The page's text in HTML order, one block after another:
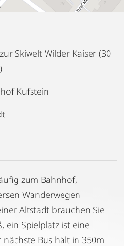
Skiwelt Wilder Kaiser (30
Kufstein
zum Bahnhof,
Wanderwegen
Altstadt brauchen Sie
ein Spielplatz ist eine
Bus hält in 350m